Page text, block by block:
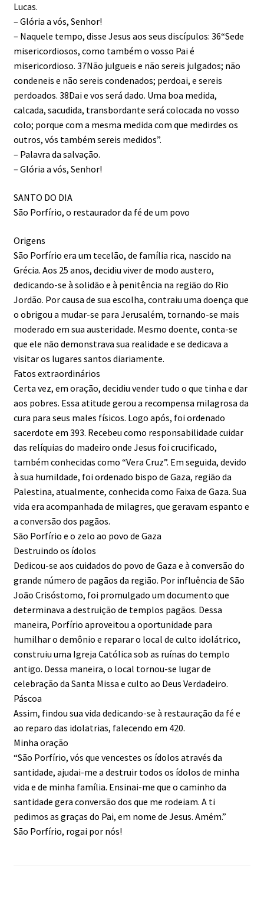
Lucas.
– Glória a vós, Senhor!
– Naquele tempo, disse Jesus aos seus discípulos: 36“Sede
misericordiosos, como também o vosso Pai é
misericordioso. 37Não julgueis e não sereis julgados; não
condeneis e não sereis condenados; perdoai, e sereis
perdoados. 38Dai e vos será dado. Uma boa medida,
calcada, sacudida, transbordante será colocada no vosso
colo; porque com a mesma medida com que medirdes os
outros, vós também sereis medidos”.
– Palavra da salvação.
– Glória a vós, Senhor!
SANTO DO DIA
São Porfírio, o restaurador da fé de um povo
Origens
São Porfírio era um tecelão, de família rica, nascido na
Grécia. Aos 25 anos, decidiu viver de modo austero,
dedicando-se à solidão e à penitência na região do Rio
Jordão. Por causa de sua escolha, contraiu uma doença que
o obrigou a mudar-se para Jerusalém, tornando-se mais
moderado em sua austeridade. Mesmo doente, conta-se
que ele não demonstrava sua realidade e se dedicava a
visitar os lugares santos diariamente.
Fatos extraordinários
Certa vez, em oração, decidiu vender tudo o que tinha e dar
aos pobres. Essa atitude gerou a recompensa milagrosa da
cura para seus males físicos. Logo após, foi ordenado
sacerdote em 393. Recebeu como responsabilidade cuidar
das relíquias do madeiro onde Jesus foi crucificado,
também conhecidas como “Vera Cruz”. Em seguida, devido
à sua humildade, foi ordenado bispo de Gaza, região da
Palestina, atualmente, conhecida como Faixa de Gaza. Sua
vida era acompanhada de milagres, que geravam espanto e
a conversão dos pagãos.
São Porfírio e o zelo ao povo de Gaza
Destruindo os ídolos
Dedicou-se aos cuidados do povo de Gaza e à conversão do
grande número de pagãos da região. Por influência de São
João Crisóstomo, foi promulgado um documento que
determinava a destruição de templos pagãos. Dessa
maneira, Porfírio aproveitou a oportunidade para
humilhar o demônio e reparar o local de culto idolátrico,
construiu uma Igreja Católica sob as ruínas do templo
antigo. Dessa maneira, o local tornou-se lugar de
celebração da Santa Missa e culto ao Deus Verdadeiro.
Páscoa
Assim, findou sua vida dedicando-se à restauração da fé e
ao reparo das idolatrias, falecendo em 420.
Minha oração
“São Porfírio, vós que vencestes os ídolos através da
santidade, ajudai-me a destruir todos os ídolos de minha
vida e de minha família. Ensinai-me que o caminho da
santidade gera conversão dos que me rodeiam. A ti
pedimos as graças do Pai, em nome de Jesus. Amém.”
São Porfírio, rogai por nós!